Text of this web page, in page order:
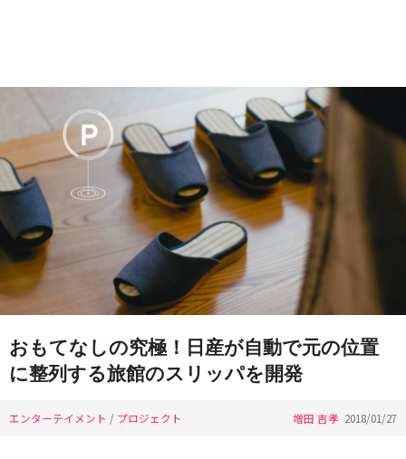
おもてなしの究極！日産が自動で元の位置
に整列する旅館のスリッパを開発
エンターテイメント / プロジェクト 増田 吉孝 2018/01/27